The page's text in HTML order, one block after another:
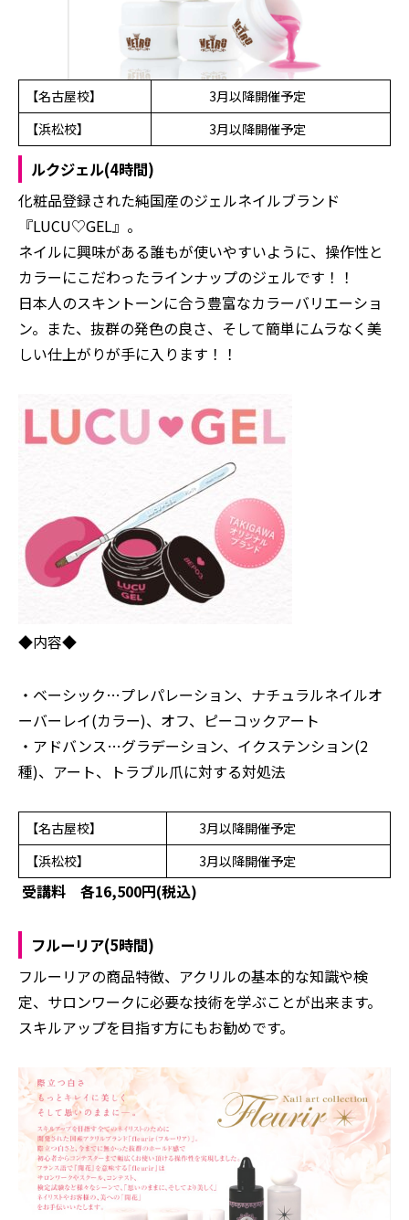
【名古屋校】
3月以降開催予定
【浜松校】
3月以降開催予定
ルクジェル(4時間)
化粧品登録された純国産のジェルネイルブランド
『LUCU♡GEL』。
ネイルに興味がある誰もが使いやすいように、操作性と
カラーにこだわったラインナップのジェルです！！
日本人のスキントーンに合う豊富なカラーバリエーショ
ン。また、抜群の発色の良さ、そして簡単にムラなく美
しい仕上がりが手に入ります！！
◆内容◆
・ベーシック…プレパレーション、ナチュラルネイルオ
ーバーレイ(カラー)、オフ、ピーコックアート
・アドバンス…グラデーション、イクステンション(2
種)、アート、トラブル爪に対する対処法
【名古屋校】
3月以降開催予定
【浜松校】
3月以降開催予定
受講料 各16,500円(税込)
フルーリア(5時間)
フルーリアの商品特徴、アクリルの基本的な知識や検
定、サロンワークに必要な技術を学ぶことが出来ます。
スキルアップを目指す方にもお勧めです。